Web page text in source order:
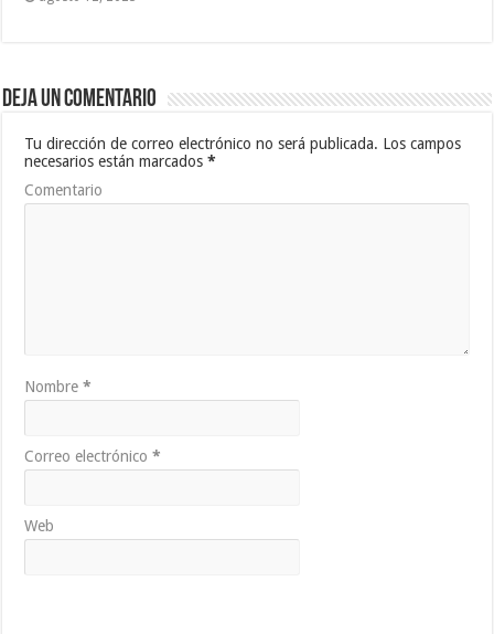
Deja un comentario
Tu dirección de correo electrónico no será publicada. Los campos
necesarios están marcados*
Comentario
Nombre*
Correo electrónico*
Web